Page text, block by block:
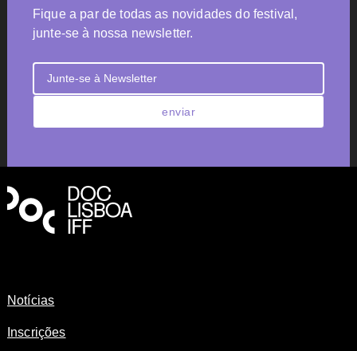
Fique a par de todas as novidades do festival,
junte-se à nossa newsletter.
enviar
Notícias
Inscrições